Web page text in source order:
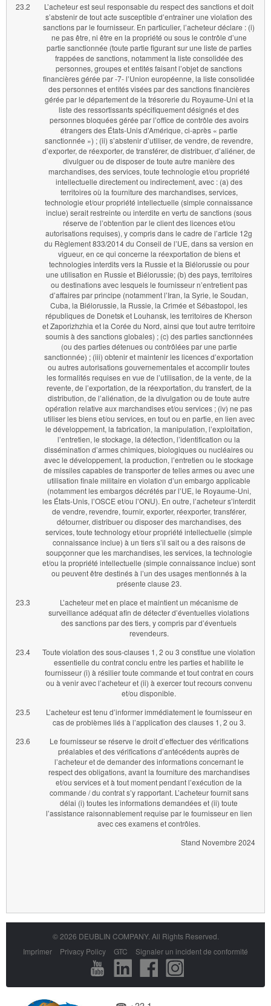
23.2
L’acheteur est seul responsable du respect des sanctions et doit
s’abstenir de tout acte susceptible d’entraîner une violation des
sanctions par le fournisseur. En particulier, l’acheteur déclare : (i)
ne pas être, ni être en la propriété ou sous le contrôle d’une
partie sanctionnée (toute partie figurant sur une liste de parties
frappées de sanctions, notamment la liste consolidée des
personnes, groupes et entités faisant l’objet de sanctions
financières gérée par -7- l’Union européenne, la liste consolidée
des personnes et entités visées par des sanctions financières
gérée par le département de la trésorerie du Royaume-Uni et la
liste des ressortissants spécifiquement désignés et des
personnes bloquées gérée par l’office de contrôle des avoirs
étrangers des États-Unis d’Amérique, ci-après « partie
sanctionnée ») ; (ii) s’abstenir d’utiliser, de vendre, de revendre,
d’exporter, de réexporter, de transférer, de distribuer, d’aliéner, de
divulguer ou de disposer de toute autre manière des
marchandises, des services, toute technologie et/ou propriété
intellectuelle directement ou indirectement, avec : (a) des
territoires où la fourniture des marchandises, services,
technologie et/our propriété intellectuelle (simple connaissance
inclue) serait restreinte ou interdite en vertu de sanctions (sous
réserve de l’obtention par le client des licences et/ou
autorisations requises), y compris dans le cadre de l’article 12g
du Règlement 833/2014 du Conseil de l’UE, dans sa version en
vigueur, en ce qui concerne la réexportation de biens et
technologies interdits vers la Russie et la Biélorussie ou pour
une utilisation en Russie et Biélorussie; (b) des pays, territoires
ou destinations avec lesquels le fournisseur n’entretient pas
d’affaires par principe (notamment l’Iran, la Syrie, le Soudan,
Cuba, la Biélorussie, la Russie, la Crimée et Sébastopol, les
républiques de Donetsk et Louhansk, les territoires de Kherson
et Zaporizhzhia et la Corée du Nord, ainsi que tout autre territoire
soumis à des sanctions globales) ; (c) des parties sanctionnées
(ou des parties détenues ou contrôlées par une partie
sanctionnée) ; (iii) obtenir et maintenir les licences d’exportation
ou autres autorisations gouvernementales et accomplir toutes
les formalités requises en vue de l’utilisation, de la vente, de la
revente, de l’exportation, de la réexportation, du transfert, de la
distribution, de l’aliénation, de la divulgation ou de toute autre
opération relative aux marchandises et/ou services ; (iv) ne pas
utiliser les biens et/ou services, en tout ou en partie, en lien avec
le développement, la fabrication, la manipulation, l’exploitation,
l’entretien, le stockage, la détection, l’identification ou la
dissémination d’armes chimiques, biologiques ou nucléaires ou
avec le développement, la production, l’entretien ou le stockage
de missiles capables de transporter de telles armes ou avec une
utilisation finale militaire en violation d’un embargo applicable
(notamment les embargos décrétés par l’UE, le Royaume-Uni,
les États-Unis, l’OSCE et/ou l’ONU). En outre, l’acheteur s’interdit
de vendre, revendre, fournir, exporter, réexporter, transférer,
détourner, distribuer ou disposer des marchandises, des
services, toute technology et/our propriété intellectuelle (simple
connaissance inclue) à un tiers s’il sait ou a des raisons de
soupçonner que les marchandises, les services, la technologie
et/ou la propriété intellectuelle (simple connaissance inclue) sont
ou peuvent être destinés à l’un des usages mentionnés à la
présente clause 23.
23.3
L’acheteur met en place et maintient un mécanisme de
surveillance adéquat afin de détecter d’éventuelles violations
des sanctions par des tiers, y compris par d’éventuels
revendeurs.
23.4
Toute violation des sous-clauses 1, 2 ou 3 constitue une violation
essentielle du contrat conclu entre les parties et habilite le
fournisseur (i) à résilier toute commande et tout contrat en cours
ou à venir avec l’acheteur et (ii) à exercer tout recours convenu
et/ou disponible.
23.5
L’acheteur est tenu d’informer immédiatement le fournisseur en
cas de problèmes liés à l’application des clauses 1, 2 ou 3.
23.6
Le fournisseur se réserve le droit d’effectuer des vérifications
préalables et des vérifications d’antécédents auprès de
l’acheteur et de demander des informations concernant le
respect des obligations, avant la fourniture des marchandises
et/ou services et à tout moment pendant l’exécution de la
commande / du contrat s’y rapportant. L’acheteur fournit sans
délai (i) toutes les informations demandées et (ii) toute
l’assistance raisonnablement requise par le fournisseur en lien
avec ces examens et contrôles.
Stand Novembre 2024
© 2026 DEUBLIN COMPANY. All Rights Reserved.
Aller
Imprimer Privacy Policy GTC Signaler un incident de conformité